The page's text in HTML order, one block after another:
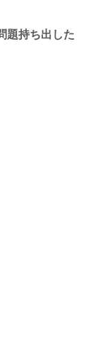
題持ち出した